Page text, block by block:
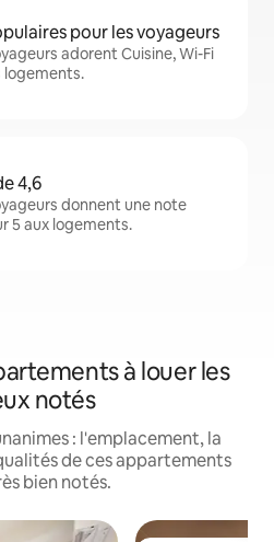
pour les voyageurs
adorent Cuisine, Wi-Fi
logements.
4,6
donnent une note
5 aux logements.
à louer les
notés
: l'emplacement, la
de ces appartements
bien notés.